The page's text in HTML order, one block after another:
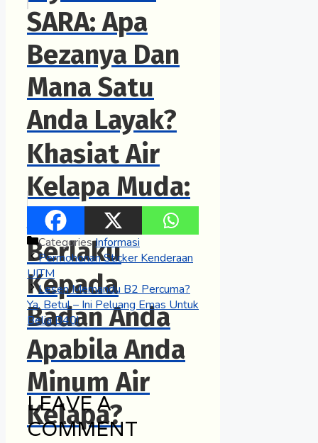
SARA: Apa
Bezanya Dan
Mana Satu
Anda Layak?
Khasiat Air
Kelapa Muda:
Apa Yang
Berlaku
Kepada
Badan Anda
Apabila Anda
Minum Air
Kelapa?
CategoriesInformasi
Permohonan Sticker Kenderaan
UITM
Lesen Memandu B2 Percuma?
Ya, Betul – Ini Peluang Emas Untuk
Belia B40!
LEAVE A
COMMENT